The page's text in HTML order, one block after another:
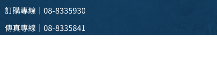
訂購專線｜08-8335930
傳真專線｜08-8335841